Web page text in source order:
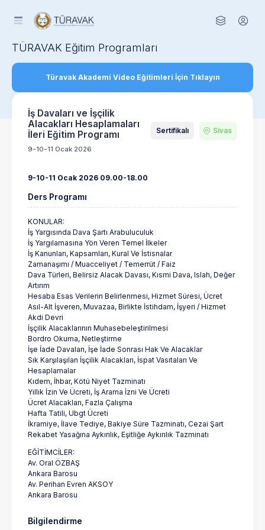
TÜRAVAK Eğitim Programları
Türavak Akademi Video Eğitimleri İçin Tıklayın
İş Davaları ve İşçilik
Alacakları Hesaplamaları
İleri Eğitim Programı
9-10-11 Ocak 2026
Sertifikalı Sivas
9-10-11 Ocak 2026 09.00-18.00
Ders Programı
KONULAR:
İş Yargısında Dava Şartı Arabuluculuk
İş Yargılamasına Yön Veren Temel İlkeler
İş Kanunları, Kapsamları, Kural Ve İstisnalar
Zamanaşımı / Muacceliyet / Temerrüt / Faiz
Dava Türleri, Belirsiz Alacak Davası, Kısmi Dava, Islah, Değer
Artırım
Hesaba Esas Verilerin Belirlenmesi, Hizmet Süresi, Ücret
Asıl-Alt İşveren, Muvazaa, Birlikte İstihdam, İşyeri / Hizmet
Akdi Devri
İşçilik Alacaklarının Muhasebeleştirilmesi
Bordro Okuma, Netleştirme
İşe İade Davaları, İşe İade Sonrası Hak Ve Alacaklar
Sık Karşılaşılan İşçilik Alacakları, İspat Vasıtaları Ve
Hesaplamalar
Kıdem, İhbar, Kötü Niyet Tazminatı
Yıllık İzin Ve Ücreti, İş Arama İzni Ve Ücreti
Ücret Alacakları, Fazla Çalışma
Hafta Tatili, Ubgt Ücreti
İkramiye, İlave Tediye, Bakiye Süre Tazminatı, Cezai Şart
Rekabet Yasağına Aykırılık, Eşitliğe Aykırılık Tazminatı
EĞİTİMCİLER:
Av. Oral ÖZBAŞ
Ankara Barosu
Av. Perihan Evren AKSOY
Ankara Barosu
Bilgilendirme